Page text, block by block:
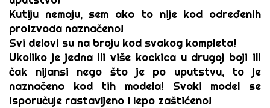
Kutiju nemaju, sem ako to nije kod određenih
proizvoda naznačeno!
Svi delovi su na broju kod svakog kompleta!
Ukoliko je jedna ili više kockica u drugoj boji ili
čak nijansi nego što je po uputstvu, to je
naznačeno kod tih modela! Svaki model se
isporučuje rastavljeno i lepo zaštićeno!